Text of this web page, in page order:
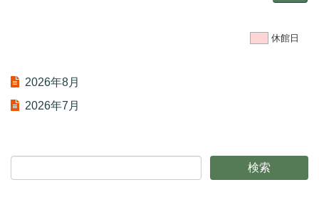
休館日
2026年8月
2026年7月